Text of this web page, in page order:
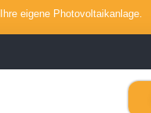
eigene Photovoltaikanlage.